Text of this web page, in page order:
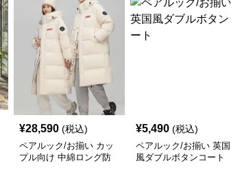
¥28,590 (税込)
ペアルック/お揃い カッ
プル向け 中綿ロング防
¥5,490 (税込)
ペアルック/お揃い 英国
風ダブルボタンコート